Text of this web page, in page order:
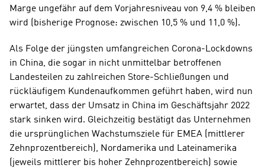
Marge ungefähr auf dem Vorjahresniveau von 9,4 % bleiben
wird (bisherige Prognose: zwischen 10,5 % und 11,0 %).
Als Folge der jüngsten umfangreichen Corona-Lockdowns
in China, die sogar in nicht unmittelbar betroffenen
Landesteilen zu zahlreichen Store-Schließungen und
rückläufigem Kundenaufkommen geführt haben, wird nun
erwartet, dass der Umsatz in China im Geschäftsjahr 2022
stark sinken wird. Gleichzeitig bestätigt das Unternehmen
die ursprünglichen Wachstumsziele für EMEA (mittlerer
Zehnprozentbereich), Nordamerika und Lateinamerika
(jeweils mittlerer bis hoher Zehnprozentbereich) sowie